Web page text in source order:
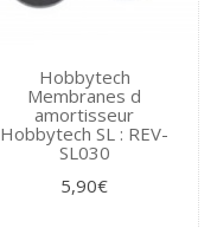
Hobbytech
Membranes d
amortisseur
Hobbytech SL : REV-
SL030
5,90€